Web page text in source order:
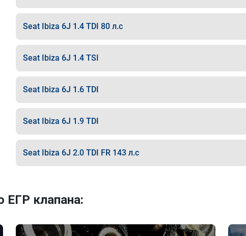
Seat Ibiza 6J 1.4 TDI 80 л.с
Seat Ibiza 6J 1.4 TSI
Seat Ibiza 6J 1.6 TDI
Seat Ibiza 6J 1.9 TDI
Seat Ibiza 6J 2.0 TDI FR 143 л.с
ЕГР клапана: